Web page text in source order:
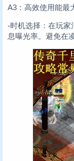
A3：高效使用能最
-时机选择：在玩家
息曝光率。避免在